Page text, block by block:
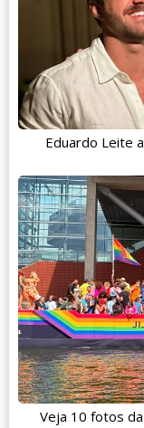
Eduardo Leite
Veja 10 fotos